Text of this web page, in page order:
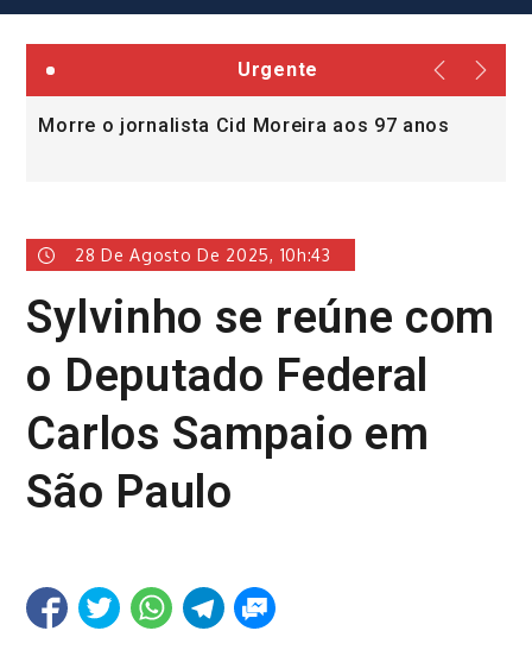
Urgente
Morre o jornalista Cid Moreira aos 97 anos
28 De Agosto De 2025, 10h:43
Sylvinho se reúne com
o Deputado Federal
Carlos Sampaio em
São Paulo